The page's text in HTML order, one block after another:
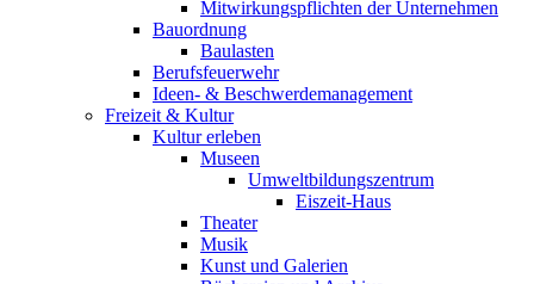
Mitwirkungspflichten der Unternehmen
Bauordnung
Baulasten
Berufsfeuerwehr
Ideen- & Beschwerdemanagement
Freizeit & Kultur
Kultur erleben
Museen
Umweltbildungszentrum
Eiszeit-Haus
Theater
Musik
Kunst und Galerien